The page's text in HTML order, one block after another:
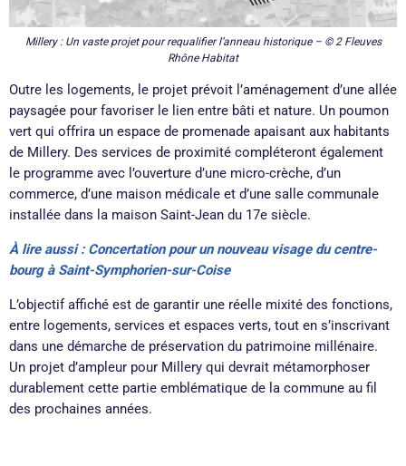
Millery : Un vaste projet pour requalifier l’anneau historique – © 2 Fleuves
Rhône Habitat
Outre les logements, le projet prévoit l’aménagement d’une allée
paysagée pour favoriser le lien entre bâti et nature. Un poumon
vert qui offrira un espace de promenade apaisant aux habitants
de Millery. Des services de proximité compléteront également
le programme avec l’ouverture d’une micro-crèche, d’un
commerce, d’une maison médicale et d’une salle communale
installée dans la maison Saint-Jean du 17e siècle.
À lire aussi : Concertation pour un nouveau visage du centre-
bourg à Saint-Symphorien-sur-Coise
L’objectif affiché est de garantir une réelle mixité des fonctions,
entre logements, services et espaces verts, tout en s’inscrivant
dans une démarche de préservation du patrimoine millénaire.
Un projet d’ampleur pour Millery qui devrait métamorphoser
durablement cette partie emblématique de la commune au fil
des prochaines années.